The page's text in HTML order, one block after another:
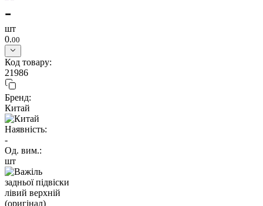
-
шт
0.00
Код товару:
21986
Бренд:
Китай
Наявність:
-
Од. вим.:
шт